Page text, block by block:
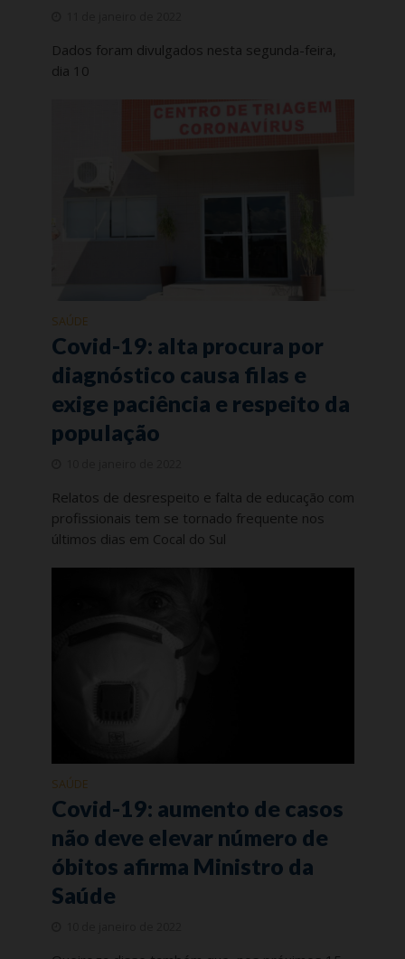
Dados foram divulgados nesta segunda-feira,
dia 10
SAÚDE
Covid-19: alta procura por
diagnóstico causa filas e
exige paciência e respeito da
população
Relatos de desrespeito e falta de educação com
profissionais tem se tornado frequente nos
últimos dias em Cocal do Sul
SAÚDE
Covid-19: aumento de casos
não deve elevar número de
óbitos afirma Ministro da
Saúde